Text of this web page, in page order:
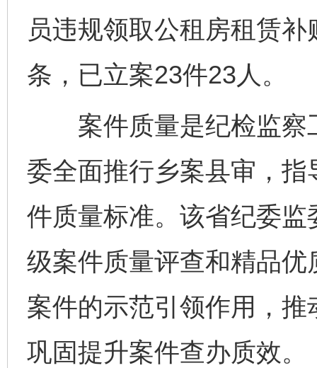
员违规领取公租房租赁
条，已立案23件23人。
案件质量是纪检监察
委全面推行乡案县审，
件质量标准。该省纪委
级案件质量评查和精品
案件的示范引领作用，
巩固提升案件查办质效。